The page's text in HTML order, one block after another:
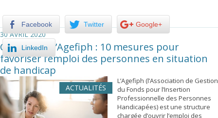
Facebook Twitter Google+
LinkedIn
30 AVRIL 2020
Covid-19 et l’Agefiph : 10 mesures pour
favoriser l’emploi des personnes en situation
de handicap
ACTUALITÉS
L’Agefiph (l’Association de Gestion
du Fonds pour l’Insertion
Professionnelle des Personnes
Handicapées) est une structure
chargée d’ouvrir l’emploi des